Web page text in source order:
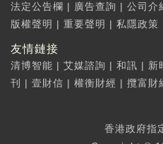
法定公告欄 | 廣告查詢 | 公司介
版權聲明 | 重要聲明 | 私隱政策
友情鏈接
清博智能 | 艾媒諮詢 | 和訊 | 新
刊
| 壹財信 | 權衡財經 | 攬富財
香港政府指